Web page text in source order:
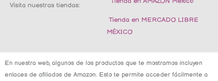
Visita nuestras tiendas:
Tienda en MERCADO LIBRE
MÉXICO
En nuestra web, algunos de los productos que te mostramos incluyen
enlaces de afiliados de Amazon. Esto te permite acceder fácilmente a